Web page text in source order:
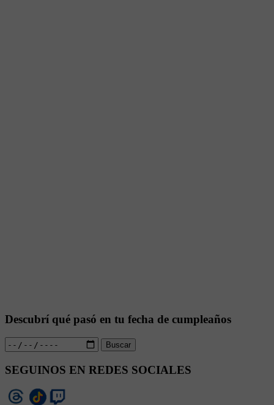
Descubrí qué pasó en tu fecha de cumpleaños
Buscar
SEGUINOS EN REDES SOCIALES